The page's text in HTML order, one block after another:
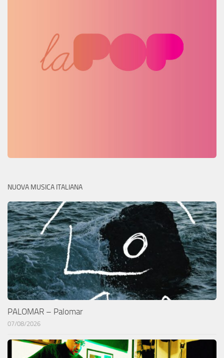
NUOVA MUSICA ITALIANA
PALOMAR – Palomar
07/08/2026